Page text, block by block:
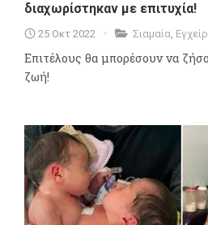
διαχωρίστηκαν με επιτυχία!
25 Οκτ 2022 Σιαμαία,
Επιτέλους θα μπορέσουν να
ζωή!